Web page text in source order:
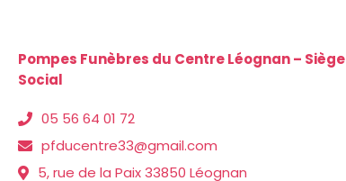
Pompes Funèbres du Centre Léognan – Siège
Social
05 56 64 01 72
pfducentre33@gmail.com
5, rue de la Paix 33850 Léognan